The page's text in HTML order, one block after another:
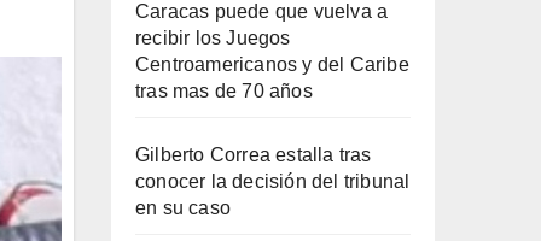
Caracas puede que vuelva a
recibir los Juegos
Centroamericanos y del Caribe
tras mas de 70 años
Gilberto Correa estalla tras
conocer la decisión del tribunal
en su caso